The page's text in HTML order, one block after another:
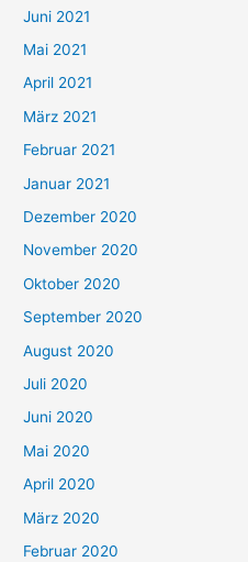
c
h
:
Juni 2021
Mai 2021
April 2021
März 2021
Februar 2021
Januar 2021
Dezember 2020
November 2020
Oktober 2020
September 2020
August 2020
Juli 2020
Juni 2020
Mai 2020
April 2020
März 2020
Februar 2020